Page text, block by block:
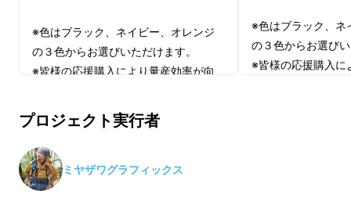
登山での行動で欠かせないのが水分補給です。
身体が欲した時に適切な水分補給を行わないと
※色はブラック、ネイビー、オレンジ
の３色からお選びいただけます。
※皆様の応援購入により量産効率が向
価格より下がる可能性もあります。
※デザイン・仕様は変更になる可能性
もあります。あらかじめご了承くださ
い。
※ご注文状況、使用部材の供給状況、
※色はブラック、ネ
の３色からお選び
※皆様の応援購入に
プロジェクト実行者
ミヤザワグラフィックス